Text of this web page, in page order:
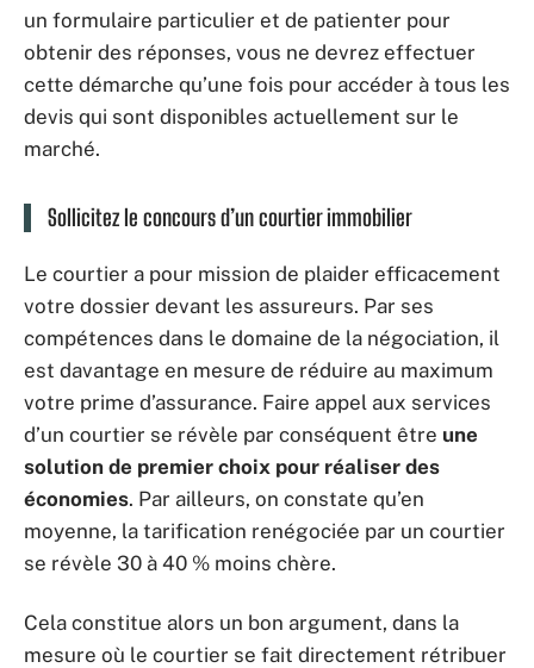
un formulaire particulier et de patienter pour
obtenir des réponses, vous ne devrez effectuer
cette démarche qu’une fois pour accéder à tous les
devis qui sont disponibles actuellement sur le
marché.
Sollicitez le concours d’un courtier immobilier
Le courtier a pour mission de plaider efficacement
votre dossier devant les assureurs. Par ses
compétences dans le domaine de la négociation, il
est davantage en mesure de réduire au maximum
votre prime d’assurance. Faire appel aux services
d’un courtier se révèle par conséquent être une
solution de premier choix pour réaliser des
économies. Par ailleurs, on constate qu’en
moyenne, la tarification renégociée par un courtier
se révèle 30 à 40 % moins chère.
Cela constitue alors un bon argument, dans la
mesure où le courtier se fait directement rétribuer